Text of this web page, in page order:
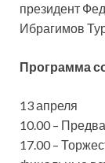
президент
Ибрагимов
Программа
13 апреля
10.00 –
17.00 –